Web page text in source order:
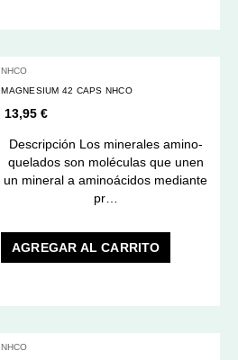
NHCO
MAGNESIUM 42 CAPS NHCO
13,95 €
Descripción Los minerales amino-
quelados son moléculas que unen
un mineral a aminoácidos mediante
pr…
AGREGAR AL CARRITO
NHCO